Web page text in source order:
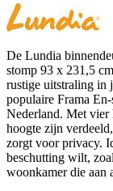
De Lundia
stomp 93 x 231,5
rustige uitstraling in
populaire Frama
Nederland. Met vier
hoogte zijn
zorgt voor privacy.
beschutting wilt,
woonkamer die aan